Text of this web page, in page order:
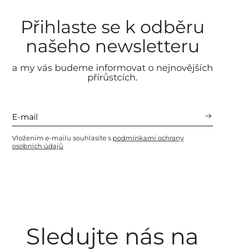
Přihlaste se k odběru
našeho newsletteru
a my vás budeme informovat o nejnovějších
přírůstcích.
Vložením e-mailu souhlasíte s podmínkami ochrany
osobních údajů
Sledujte nás na